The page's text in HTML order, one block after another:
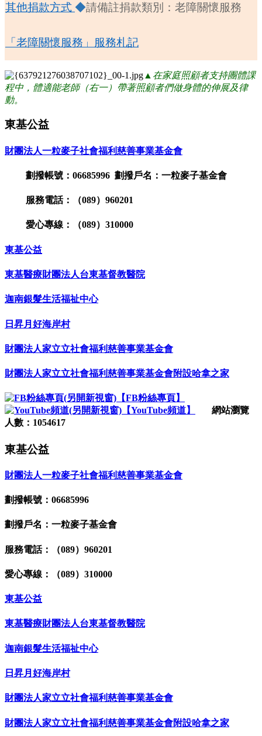
其他捐款方式 ◆請備註捐款類別：老障關懷服務
「老障關懷服務」服務札記
▲ 在家庭照顧者支持團體課
程中，體適能老師（右一）帶著照顧者們做身體的伸展及律
動。
東基公益
財團法人一粒麥子社會福利慈善事業基金會
劃撥帳號：06685996 劃撥戶名：一粒麥子基金會
服務電話：（089）960201
愛心專線：（089）310000
東基公益
東基醫療財團法人台東基督教醫院
迦南銀髮生活福祉中心
日昇月好海岸村
財團法人家立立社會福利慈善事業基金會
財團法人家立立社會福利慈善事業基金會附設哈拿之家
【FB粉絲專頁】
【YouTube頻道】
網站瀏覽
人數：1054617
東基公益
財團法人一粒麥子社會福利慈善事業基金會
劃撥帳號：06685996
劃撥戶名：一粒麥子基金會
服務電話：（089）960201
愛心專線：（089）310000
東基公益
東基醫療財團法人台東基督教醫院
迦南銀髮生活福祉中心
日昇月好海岸村
財團法人家立立社會福利慈善事業基金會
財團法人家立立社會福利慈善事業基金會附設哈拿之家